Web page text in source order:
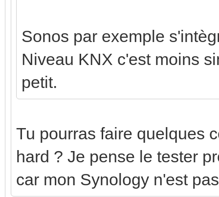
Sonos par exemple
Niveau KNX c'est moins
petit.
Tu pourras faire quelques
hard ? Je pense le tester
car mon Synology n'est